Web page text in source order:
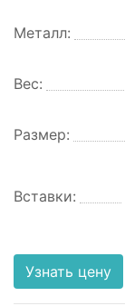
Металл:
Вес:
Размер:
Вставки:
Узнать цену